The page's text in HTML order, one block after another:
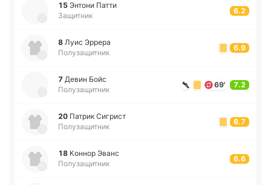
15 Энтони Патти
Защитник
6.2
8 Луис Эррера
Полузащитник
6.9
7 Девин Бойс
Полузащитник
69' 7.2
20 Патрик Си­грист
Полузащитник
6.7
18 Коннор Эванс
Полузащитник
6.6